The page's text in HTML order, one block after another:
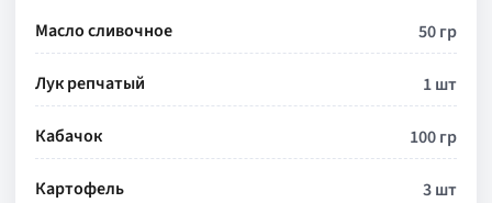
Масло сливочное 50 гр
Лук репчатый 1 шт
Кабачок 100 гр
Картофель 3 шт